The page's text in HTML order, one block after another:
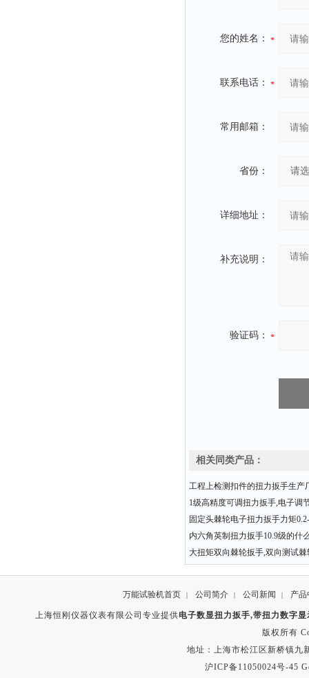
您的姓名：
联系电话：
常用邮箱：
省份：
详细地址：
补充说明：
验证码：
相关同类产品：
工程上检测扣件的扭力扳手生产
1级高精度可调扭力扳手,电子调
固定头棘轮电子扭力扳手力矩
内六角英制扭力扳手10.9级的什
大扭矩双向棘轮扳手,双向测试
万能试验机首页 | 公司简介 | 公司新闻 | 产品
上海恒刚仪器仪表有限公司专业提供电子数显扭力扳手,带扭力数字
版权所有
地址：上海市松江区新桥镇九
沪ICP备11050024号-45